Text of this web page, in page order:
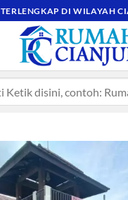
TERLENGKAP DI WILAYAH